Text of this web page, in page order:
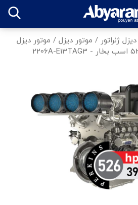
دیزل ژنراتور / موتور دیزل / موتور دیزل